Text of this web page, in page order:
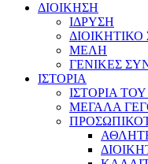
ΔΙΟΙΚΗΣΗ
ΙΔΡΥΣΗ
ΜΕΛΗ
ΓΕΝΙΚΕΣ
ΙΣΤΟΡΙΑ
ΙΣΤΟΡΙΑ
ΜΕΓΑΛΑ